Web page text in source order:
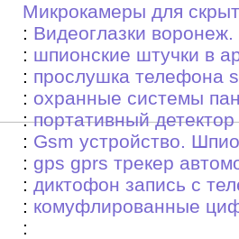
Микрокамеры для
: Видеоглазки воронеж.
: шпионские штучки в
: прослушка телефона
: охранные системы
:портативный детектор
: Gsm устройство.
: gps gprs трекер
: диктофон запись с
: комуфлированные
: